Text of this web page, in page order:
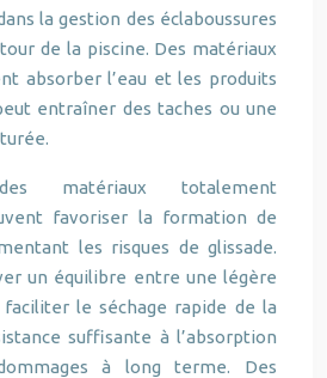
la gestion des éclaboussures
de la piscine. Des matériaux
absorber l’eau et les produits
entraîner des taches ou une
matériaux totalement
favoriser la formation de
les risques de glissade.
un équilibre entre une légère
le séchage rapide de la
suffisante à l’absorption
à long terme. Des